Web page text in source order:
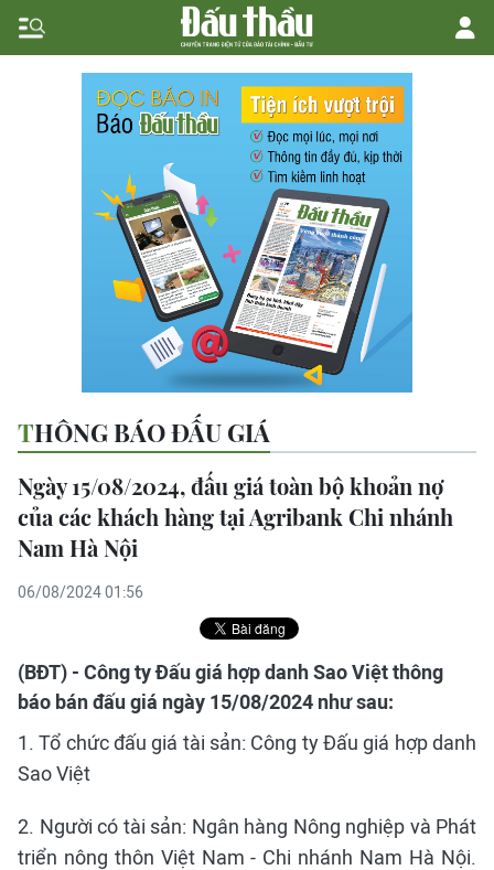
THÔNG BÁO ĐẤU GIÁ
Ngày 15/08/2024, đấu giá toàn bộ khoản nợ
của các khách hàng tại Agribank Chi nhánh
Nam Hà Nội
06/08/2024 01:56
(BĐT) - Công ty Đấu giá hợp danh Sao Việt thông
báo bán đấu giá ngày 15/08/2024 như sau:
1. Tổ chức đấu giá tài sản: Công ty Đấu giá hợp danh
Sao Việt
2. Người có tài sản: Ngân hàng Nông nghiệp và Phát
triển nông thôn Việt Nam - Chi nhánh Nam Hà Nội.